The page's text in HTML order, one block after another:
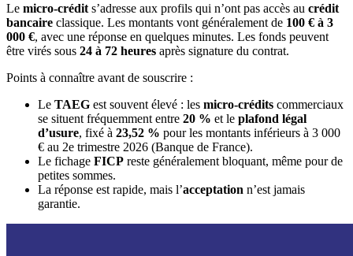
Le micro-crédit s’adresse aux profils qui n’ont pas accès au crédit
bancaire classique. Les montants vont généralement de 100 € à 3
000 €, avec une réponse en quelques minutes. Les fonds peuvent
être virés sous 24 à 72 heures après signature du contrat.
Points à connaître avant de souscrire :
Le TAEG est souvent élevé : les micro-crédits commerciaux
se situent fréquemment entre 20 % et le plafond légal
d’usure, fixé à 23,52 % pour les montants inférieurs à 3 000
€ au 2e trimestre 2026 (Banque de France).
Le fichage FICP reste généralement bloquant, même pour de
petites sommes.
La réponse est rapide, mais l’acceptation n’est jamais
garantie.